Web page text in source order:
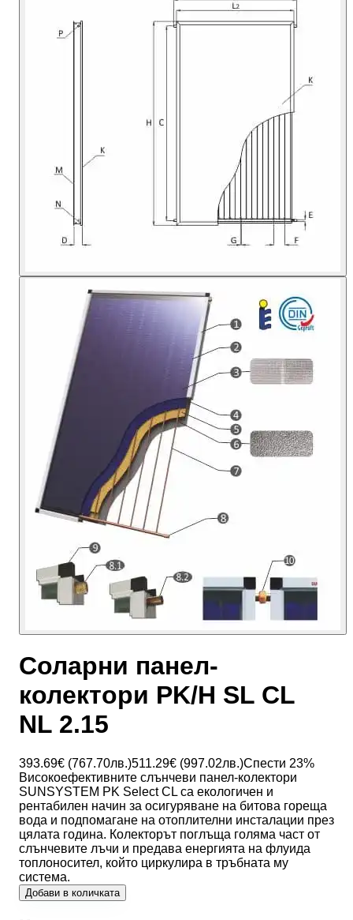
Соларни панел-
колектори PK/H SL CL
NL 2.15
393.69€ (767.70лв.)511.29€ (997.02лв.)Спести 23%
Високоефективните слънчеви панел-колектори
SUNSYSTEM PK Select CL са екологичен и
рентабилен начин за осигуряване на битова гореща
вода и подпомагане на отоплителни инсталации през
цялата година. Колекторът поглъща голяма част от
слънчевите лъчи и предава енергията на флуида
топлоносител, който циркулира в тръбната му
система.
Добави в количката